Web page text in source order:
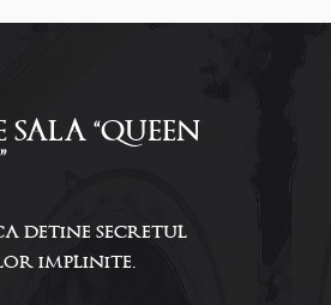
SALA “QUEEN
ca detine secretul
implinite.